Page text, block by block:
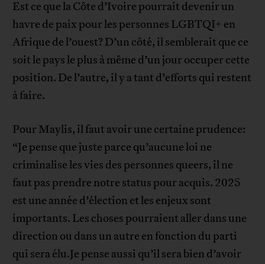
Est ce que la Côte d’Ivoire pourrait devenir un
havre de paix pour les personnes LGBTQI+ en
Afrique de l’ouest? D’un côté, il semblerait que ce
soit le pays le plus à même d’un jour occuper cette
position. De l’autre, il y a tant d’efforts qui restent
à faire.
Pour Maylis, il faut avoir une certaine prudence:
“Je pense que juste parce qu’aucune loi ne
criminalise les vies des personnes queers, il ne
faut pas prendre notre status pour acquis. 2025
est une année d’élection et les enjeux sont
importants. Les choses pourraient aller dans une
direction ou dans un autre en fonction du parti
qui sera élu.Je pense aussi qu’il sera bien d’avoir